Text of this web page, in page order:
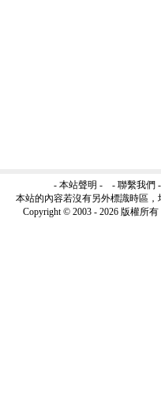
- 本站聲明 - - 聯繫我們
本站的內容若沒有另外標識時區，
Copyright © 2003 - 2026 版權所有